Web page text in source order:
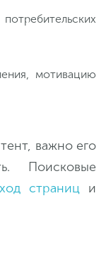
мотивацию
важно его
Поисковые
страници